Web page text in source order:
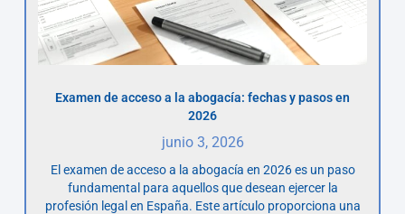
Examen de acceso a la abogacía: fechas y pasos en
2026
junio 3, 2026
El examen de acceso a la abogacía en 2026 es un paso
fundamental para aquellos que desean ejercer la
profesión legal en España. Este artículo proporciona una